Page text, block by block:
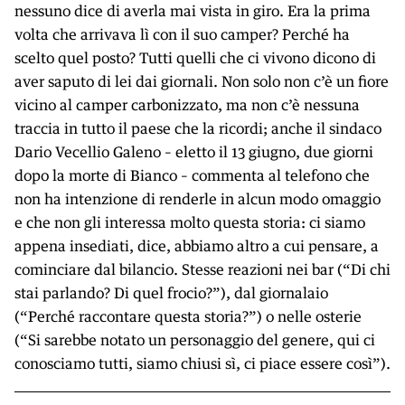
nessuno dice di averla mai vista in giro. Era la prima
volta che arrivava lì con il suo camper? Perché ha
scelto quel posto? Tutti quelli che ci vivono dicono di
aver saputo di lei dai giornali. Non solo non c’è un fiore
vicino al camper carbonizzato, ma non c’è nessuna
traccia in tutto il paese che la ricordi; anche il sindaco
Dario Vecellio Galeno – eletto il 13 giugno, due giorni
dopo la morte di Bianco – commenta al telefono che
non ha intenzione di renderle in alcun modo omaggio
e che non gli interessa molto questa storia: ci siamo
appena insediati, dice, abbiamo altro a cui pensare, a
cominciare dal bilancio. Stesse reazioni nei bar (“Di chi
stai parlando? Di quel frocio?”), dal giornalaio
(“Perché raccontare questa storia?”) o nelle osterie
(“Si sarebbe notato un personaggio del genere, qui ci
conosciamo tutti, siamo chiusi sì, ci piace essere così”).